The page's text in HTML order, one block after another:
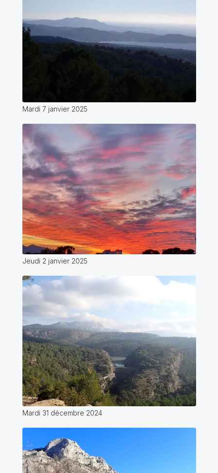
Mardi 7 janvier 2025
Jeudi 2 janvier 2025
Mardi 31 décembre 2024